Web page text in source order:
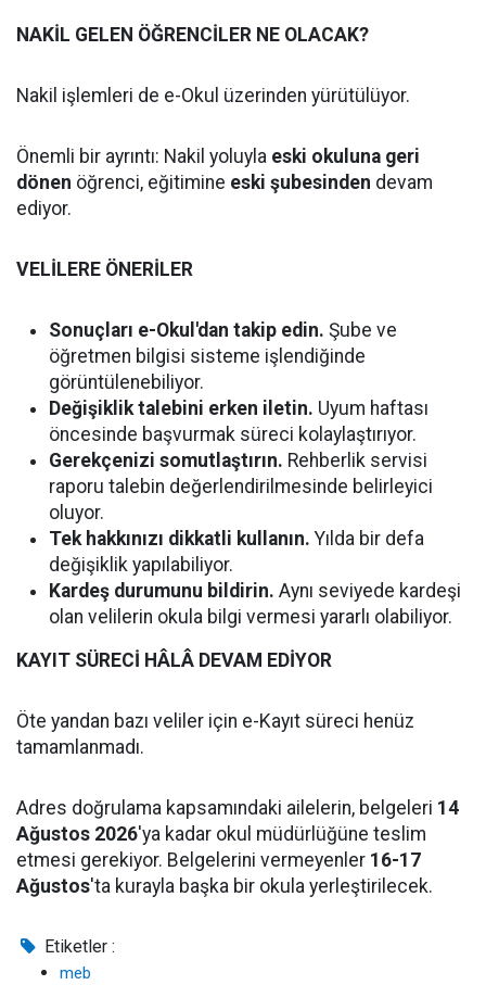
NAKİL GELEN ÖĞRENCİLER NE OLACAK?
Nakil işlemleri de e-Okul üzerinden yürütülüyor.
Önemli bir ayrıntı: Nakil yoluyla eski okuluna geri
dönen öğrenci, eğitimine eski şubesinden devam
ediyor.
VELİLERE ÖNERİLER
Sonuçları e-Okul'dan takip edin. Şube ve
öğretmen bilgisi sisteme işlendiğinde
görüntülenebiliyor.
Değişiklik talebini erken iletin. Uyum haftası
öncesinde başvurmak süreci kolaylaştırıyor.
Gerekçenizi somutlaştırın. Rehberlik servisi
raporu talebin değerlendirilmesinde belirleyici
oluyor.
Tek hakkınızı dikkatli kullanın. Yılda bir defa
değişiklik yapılabiliyor.
Kardeş durumunu bildirin. Aynı seviyede kardeşi
olan velilerin okula bilgi vermesi yararlı olabiliyor.
KAYIT SÜRECİ HÂLÂ DEVAM EDİYOR
Öte yandan bazı veliler için e-Kayıt süreci henüz
tamamlanmadı.
Adres doğrulama kapsamındaki ailelerin, belgeleri 14
Ağustos 2026'ya kadar okul müdürlüğüne teslim
etmesi gerekiyor. Belgelerini vermeyenler 16-17
Ağustos'ta kurayla başka bir okula yerleştirilecek.
Etiketler :
meb